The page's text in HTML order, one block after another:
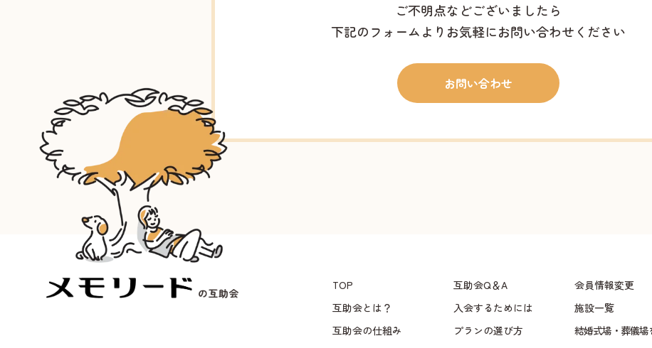
ご不明点などございましたら
下記のフォームよりお気軽にお問い合わせください
お問い合わせ
TOP
互助会とは？
互助会の仕組み
互助会Q＆A
入会するためには
プランの選び方
会員情報変更
施設一覧
結婚式場・葬儀場